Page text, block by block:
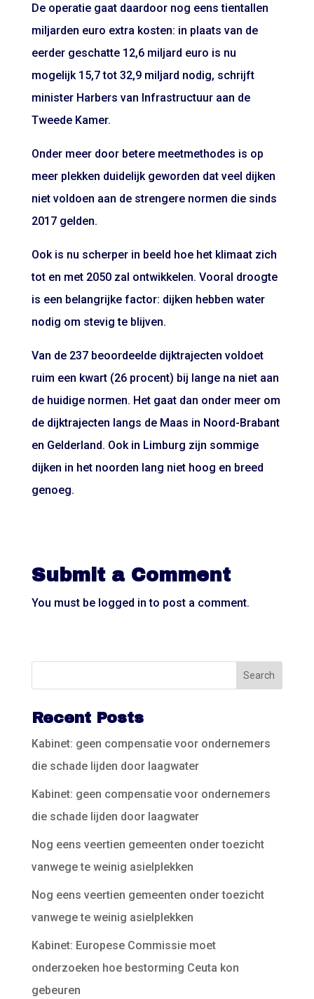
De operatie gaat daardoor nog eens tientallen
miljarden euro extra kosten: in plaats van de
eerder geschatte 12,6 miljard euro is nu
mogelijk 15,7 tot 32,9 miljard nodig, schrijft
minister Harbers van Infrastructuur aan de
Tweede Kamer.
Onder meer door betere meetmethodes is op
meer plekken duidelijk geworden dat veel dijken
niet voldoen aan de strengere normen die sinds
2017 gelden.
Ook is nu scherper in beeld hoe het klimaat zich
tot en met 2050 zal ontwikkelen. Vooral droogte
is een belangrijke factor: dijken hebben water
nodig om stevig te blijven.
Van de 237 beoordeelde dijktrajecten voldoet
ruim een kwart (26 procent) bij lange na niet aan
de huidige normen. Het gaat dan onder meer om
de dijktrajecten langs de Maas in Noord-Brabant
en Gelderland. Ook in Limburg zijn sommige
dijken in het noorden lang niet hoog en breed
genoeg.
Submit a Comment
You must be logged in to post a comment.
Recent Posts
Kabinet: geen compensatie voor ondernemers
die schade lijden door laagwater
Kabinet: geen compensatie voor ondernemers
die schade lijden door laagwater
Nog eens veertien gemeenten onder toezicht
vanwege te weinig asielplekken
Nog eens veertien gemeenten onder toezicht
vanwege te weinig asielplekken
Kabinet: Europese Commissie moet
onderzoeken hoe bestorming Ceuta kon
gebeuren